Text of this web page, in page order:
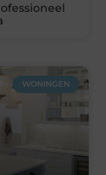
WONINGEN